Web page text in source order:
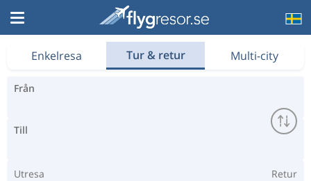
Hitta billiga flyg hos Flygresor.se
Enkelresa Tur & retur Multi-city
Från
Till
Utresa Retur